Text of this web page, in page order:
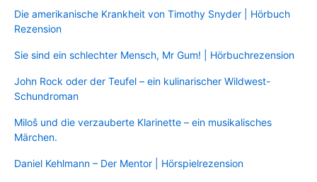
Die amerikanische Krankheit von Timothy Snyder | Hörbuch
Rezension
Sie sind ein schlechter Mensch, Mr Gum! | Hörbuchrezension
John Rock oder der Teufel – ein kulinarischer Wildwest-
Schundroman
Miloš und die verzauberte Klarinette – ein musikalisches
Märchen.
Daniel Kehlmann – Der Mentor | Hörspielrezension